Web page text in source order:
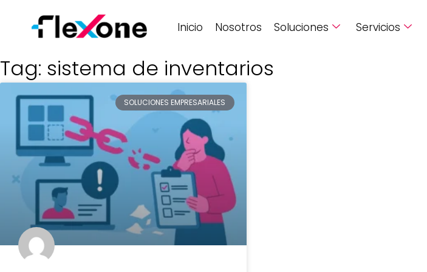
Inicio Nosotros Soluciones Servicios
Tag: sistema de inventarios
SOLUCIONES EMPRESARIALES